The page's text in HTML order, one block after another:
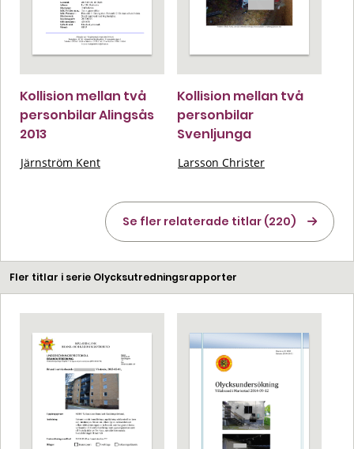
Kollision mellan två
personbilar Alingsås
2013
Järnström Kent
Kollision mellan två
personbilar
Svenljunga
Larsson Christer
Se fler relaterade titlar (220)
Fler titlar i serie Olycksutredningsrapporter